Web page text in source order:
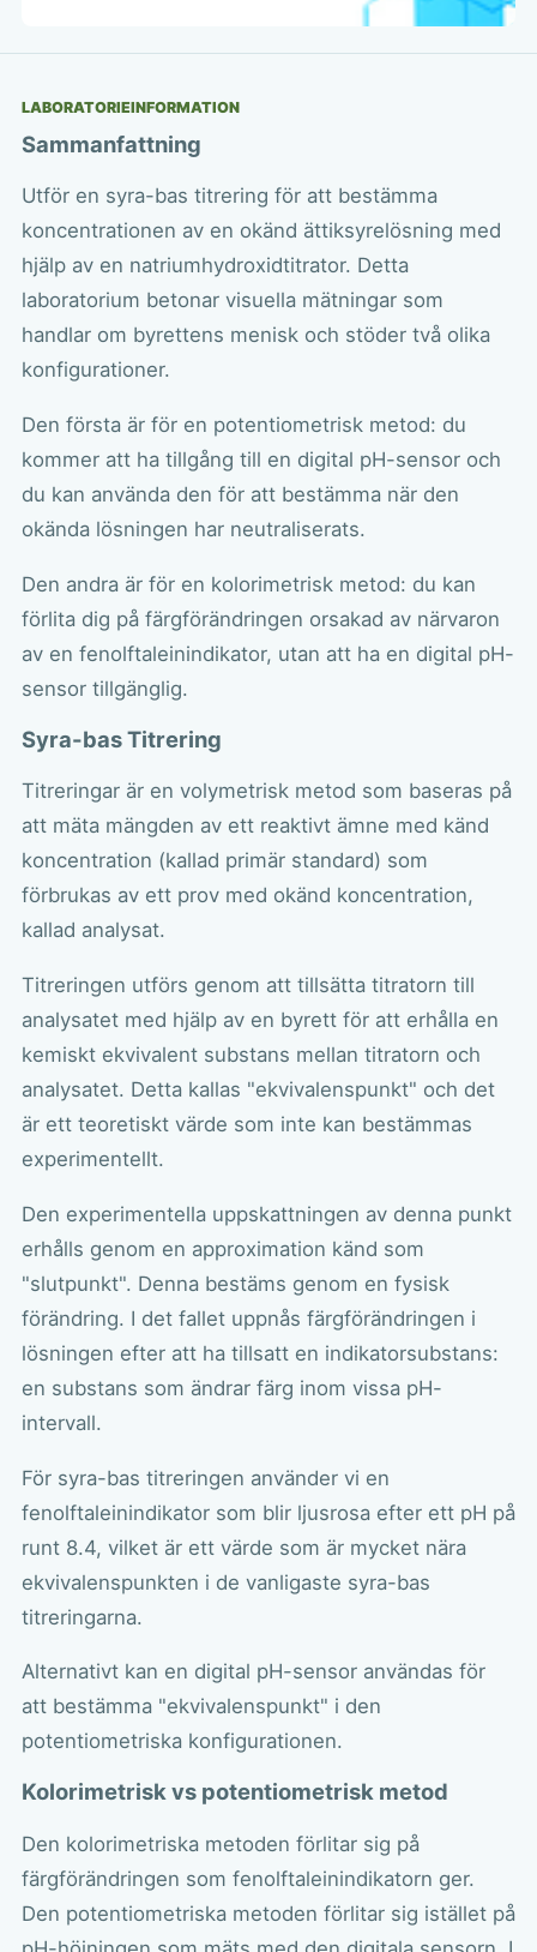
LABORATORIEINFORMATION
Sammanfattning
Utför en syra-bas titrering för att bestämma
koncentrationen av en okänd ättiksyrelösning med
hjälp av en natriumhydroxidtitrator. Detta
laboratorium betonar visuella mätningar som
handlar om byrettens menisk och stöder två olika
konfigurationer.
Den första är för en potentiometrisk metod: du
kommer att ha tillgång till en digital pH-sensor och
du kan använda den för att bestämma när den
okända lösningen har neutraliserats.
Den andra är för en kolorimetrisk metod: du kan
förlita dig på färgförändringen orsakad av närvaron
av en fenolftaleinindikator, utan att ha en digital pH-
sensor tillgänglig.
Syra-bas Titrering
Titreringar är en volymetrisk metod som baseras på
att mäta mängden av ett reaktivt ämne med känd
koncentration (kallad primär standard) som
förbrukas av ett prov med okänd koncentration,
kallad analysat.
Titreringen utförs genom att tillsätta titratorn till
analysatet med hjälp av en byrett för att erhålla en
kemiskt ekvivalent substans mellan titratorn och
analysatet. Detta kallas "ekvivalenspunkt" och det
är ett teoretiskt värde som inte kan bestämmas
experimentellt.
Den experimentella uppskattningen av denna punkt
erhålls genom en approximation känd som
"slutpunkt". Denna bestäms genom en fysisk
förändring. I det fallet uppnås färgförändringen i
lösningen efter att ha tillsatt en indikatorsubstans:
en substans som ändrar färg inom vissa pH-
intervall.
För syra-bas titreringen använder vi en
fenolftaleinindikator som blir ljusrosa efter ett pH på
runt 8.4, vilket är ett värde som är mycket nära
ekvivalenspunkten i de vanligaste syra-bas
titreringarna.
Alternativt kan en digital pH-sensor användas för
att bestämma "ekvivalenspunkt" i den
potentiometriska konfigurationen.
Kolorimetrisk vs potentiometrisk metod
Den kolorimetriska metoden förlitar sig på
färgförändringen som fenolftaleinindikatorn ger.
Den potentiometriska metoden förlitar sig istället på